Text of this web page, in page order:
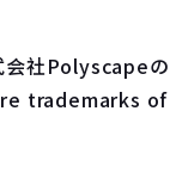
会社Polyscapeの
trademarks of